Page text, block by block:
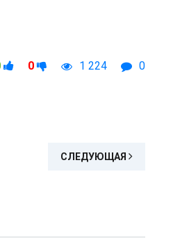
0 1 224 0
СЛЕДУЮЩАЯ